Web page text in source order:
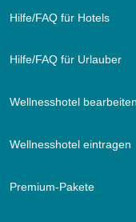
Hilfe/FAQ für Hotels
Hilfe/FAQ für Urlauber
Wellnesshotel bearbeiten
Wellnesshotel eintragen
Premium-Pakete